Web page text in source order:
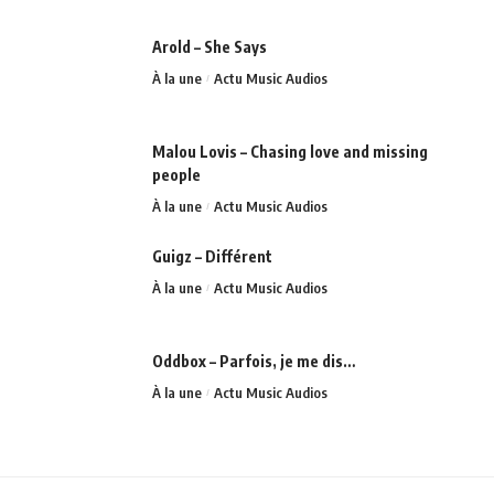
Arold – She Says
À la une Actu Music Audios
Malou Lovis – Chasing love and missing
people
À la une Actu Music Audios
Guigz – Différent
À la une Actu Music Audios
Oddbox – Parfois, je me dis…
À la une Actu Music Audios